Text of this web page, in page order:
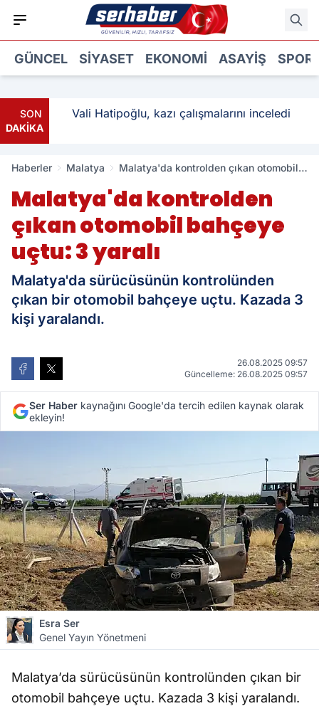
GÜNCEL SIYASET EKONOMI ASAYIŞ SPOR
SON
DAKİKA
Vali Hatipoğlu, kazı çalışmalarını inceledi
Haberler Malatya
Malatya'da kontrolden çıkan otomobil
Malatya'da kontrolden
çıkan otomobil bahçeye
uçtu: 3 yaralı
Malatya'da sürücüsünün kontrolünden
çıkan bir otomobil bahçeye uçtu. Kazada 3
kişi yaralandı.
26.08.2025 09:57
Güncelleme: 26.08.2025 09:57
Ser Haber kaynağını Google'da tercih edilen kaynak olarak
ekleyin!
Esra Ser
Genel Yayın Yönetmeni
Malatya’da sürücüsünün kontrolünden çıkan bir
otomobil bahçeye uçtu. Kazada 3 kişi yaralandı.